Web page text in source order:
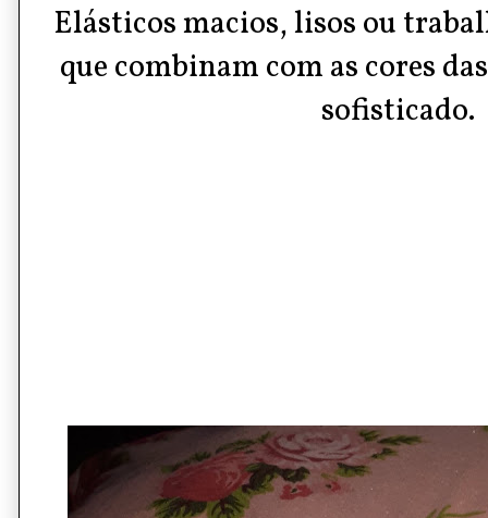
Elásticos macios, lisos ou
que combinam com as cores
sofisticado.